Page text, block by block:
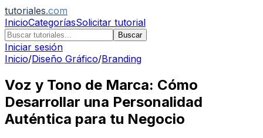
tutoriales.com
InicioCategoríasSolicitar tutorial
Buscar
Iniciar sesión
Inicio/Diseño Gráfico/Branding
Voz y Tono de Marca: Cómo
Desarrollar una Personalidad
Auténtica para tu Negocio